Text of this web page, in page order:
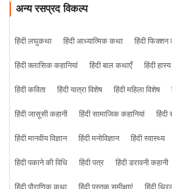
अन्य रसप्रद विकल्प
हिंदी लघुकथा हिंदी आध्यात्मिक कथा हिंदी फिक्शन
हिंदी क्लासिक कहानियां
हिंदी बाल कथाएँ हिंदी
हिंदी कविता
हिंदी यात्रा विशेष हिंदी महिला विशेष
हिंदी जासूसी कहानी
हिंदी सामाजिक कहानियां
हिंदी मानवीय विज्ञान
हिंदी मनोविज्ञान हिंदी स्वास्थ्य
हिंदी पकाने की विधि
हिंदी पत्र हिंदी डरावनी कहानी